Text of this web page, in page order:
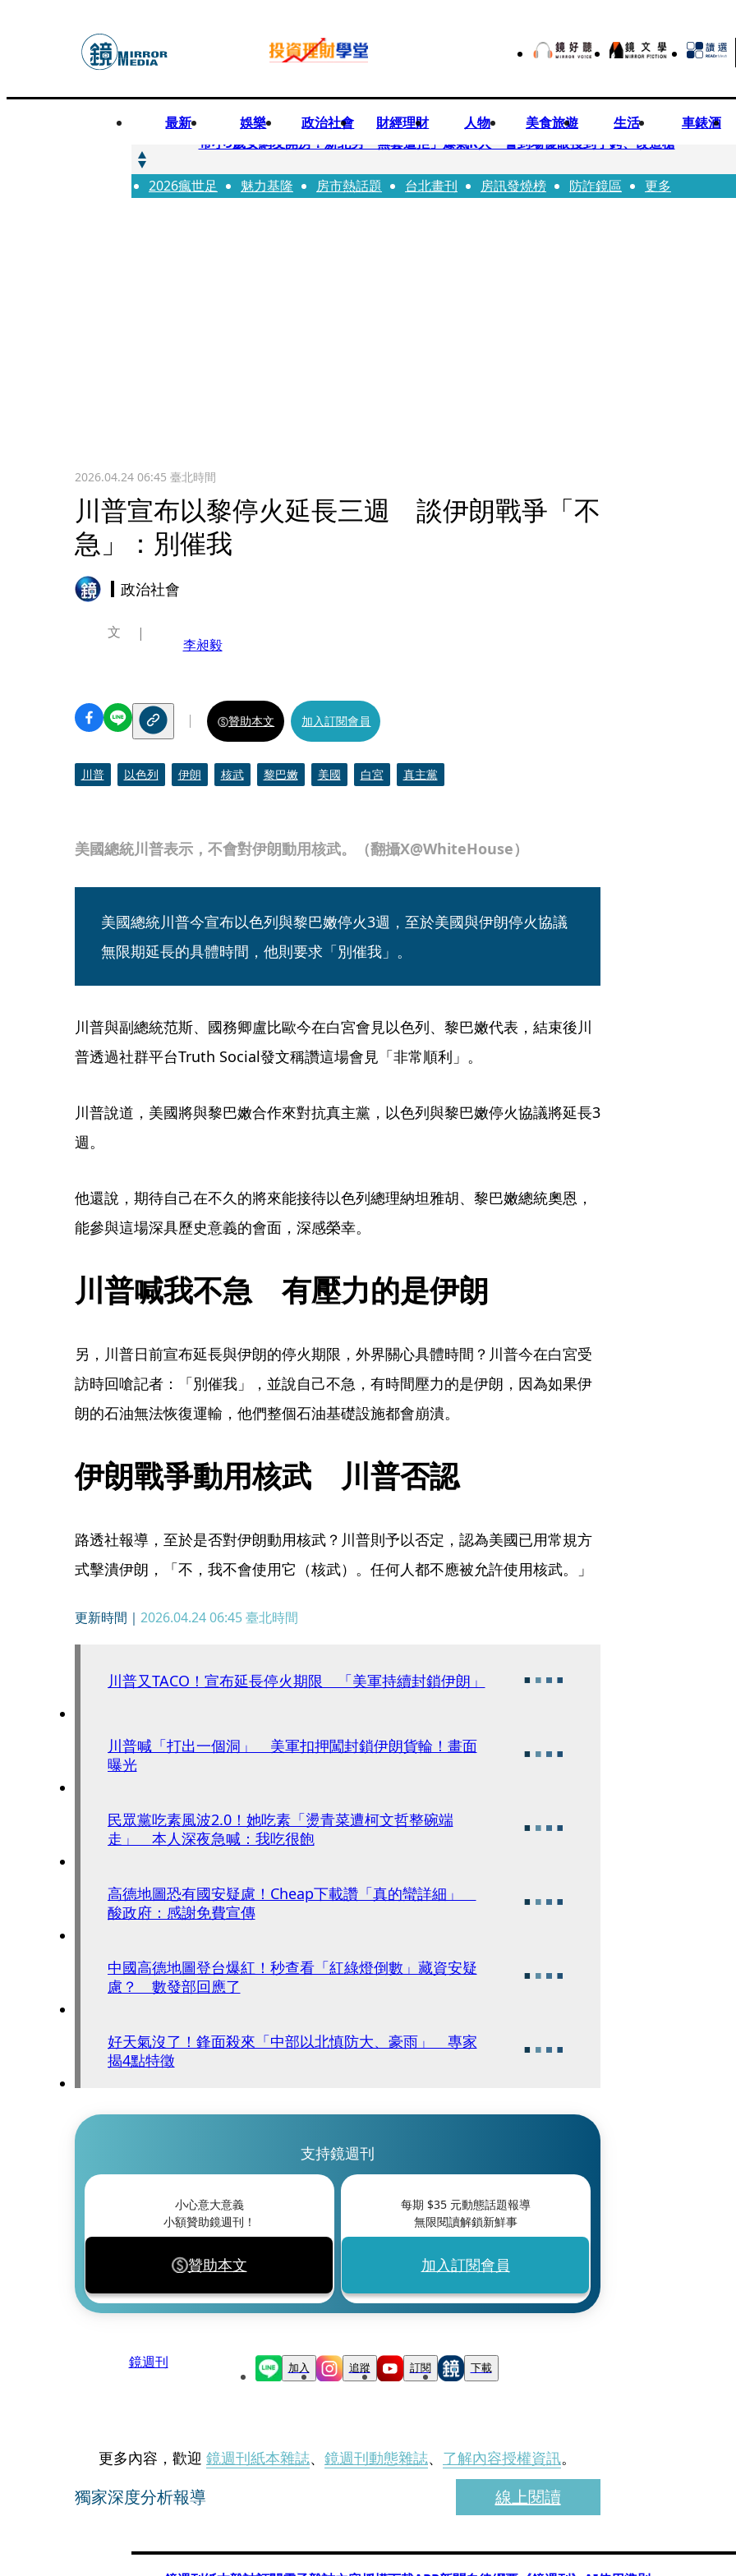
最新 娛樂 政治社會 財經理財 人物 美食旅遊 生活 車錶酒
快訊
帶小9歲女網友開房！新北男「無套遭拒」爆氣K人 警到場傻眼搜到手銬、改造槍
快訊
natori再訪台北人氣爆棚 〈Overdose〉一響全場尖叫「I Love You Taipei」
2026瘋世足 魅力基隆 房市熱話題 台北畫刊 房訊發燒榜 防詐鏡區 更多
2026.04.24 06:45 臺北時間
川普宣布以黎停火延長三週 談伊朗戰爭「不
急」：別催我
政治社會
美國總統川普表示，不會對伊朗動用核武。（翻攝X@WhiteHouse）
文
李昶毅
贊助本文 加入訂閱會員
川普 以色列 伊朗 核武 黎巴嫩 美國 白宮 真主黨
美國總統川普今宣布以色列與黎巴嫩停火3週，至於美國與伊朗停火協議
無限期延長的具體時間，他則要求「別催我」。
川普與副總統范斯、國務卿盧比歐今在白宮會見以色列、黎巴嫩代表，結束後川
普透過社群平台Truth Social發文稱讚這場會見「非常順利」。
川普說道，美國將與黎巴嫩合作來對抗真主黨，以色列與黎巴嫩停火協議將延長3
週。
他還說，期待自己在不久的將來能接待以色列總理納坦雅胡、黎巴嫩總統奧恩，
能參與這場深具歷史意義的會面，深感榮幸。
川普喊我不急　有壓力的是伊朗
另，川普日前宣布延長與伊朗的停火期限，外界關心具體時間？川普今在白宮受
訪時回嗆記者：「別催我」，並說自己不急，有時間壓力的是伊朗，因為如果伊
朗的石油無法恢復運輸，他們整個石油基礎設施都會崩潰。
伊朗戰爭動用核武　川普否認
路透社報導，至於是否對伊朗動用核武？川普則予以否定，認為美國已用常規方
式擊潰伊朗，「不，我不會使用它（核武）。任何人都不應被允許使用核武。」
更新時間｜ 2026.04.24 06:45臺北時間
川普又TACO！宣布延長停火期限 「美軍持續封鎖伊朗」
川普喊「打出一個洞」 美軍扣押闖封鎖伊朗貨輪！畫面
曝光
民眾黨吃素風波2.0！她吃素「燙青菜遭柯文哲整碗端
走」 本人深夜急喊：我吃很飽
高德地圖恐有國安疑慮！Cheap下載讚「真的蠻詳細」
酸政府：感謝免費宣傳
中國高德地圖登台爆紅！秒查看「紅綠燈倒數」藏資安疑
慮？ 數發部回應了
好天氣沒了！鋒面殺來「中部以北慎防大、豪雨」 專家
揭4點特徵
支持鏡週刊
小心意大意義
小額贊助鏡週刊！
贊助本文
每期 $35元動態話題報導
無限閱讀解鎖新鮮事
加入訂閱會員
鏡週刊 加入 追蹤 訂閱 下載
更多內容，歡迎 鏡週刊紙本雜誌、 鏡週刊動態雜誌、 了解內容授權資訊。
獨家深度分析報導 線上閱讀